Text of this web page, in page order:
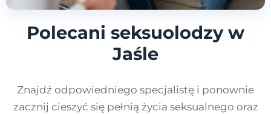
Polecani seksuolodzy w
Jaśle
Znajdź odpowiedniego specjalistę i ponownie
zacznij cieszyć się pełnią życia seksualnego oraz